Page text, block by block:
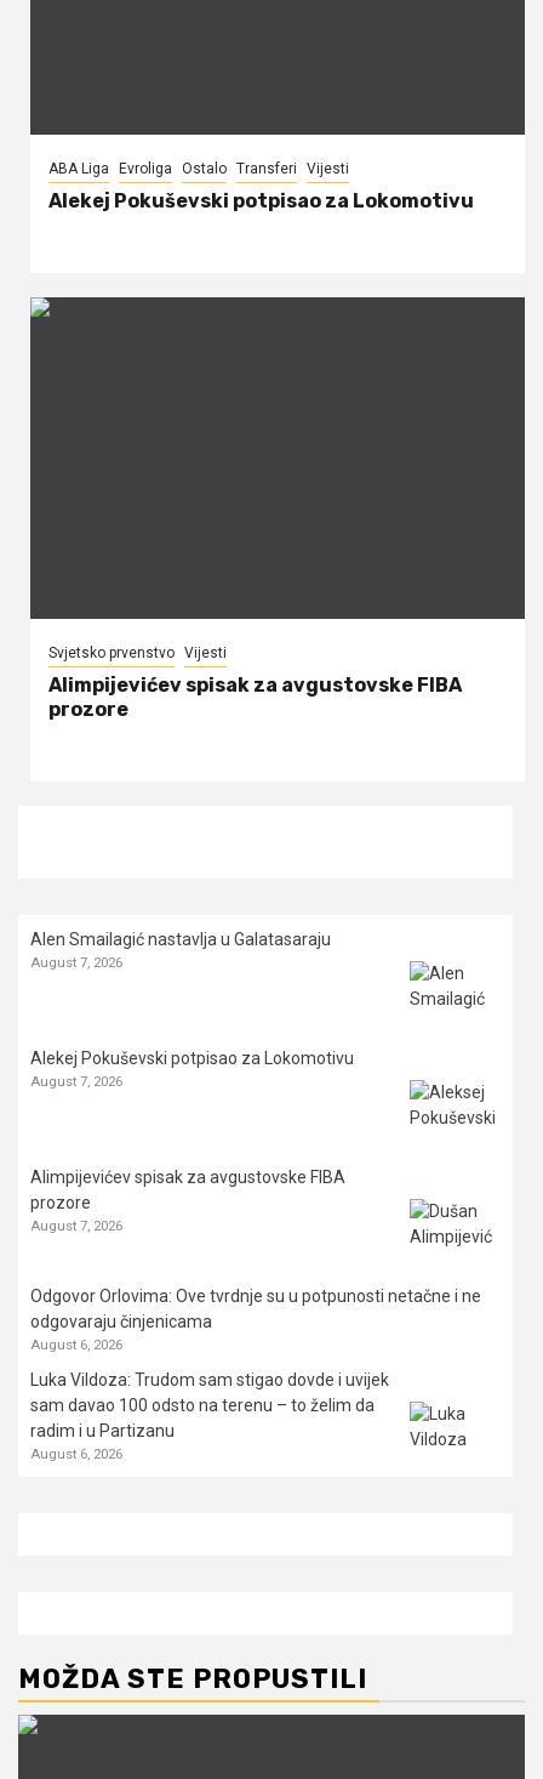
ABA Liga Evroliga Ostalo Transferi Vijesti
Alekej Pokuševski potpisao za Lokomotivu
Svjetsko prvenstvo Vijesti
Alimpijevićev spisak za avgustovske FIBA
prozore
Alen Smailagić nastavlja u Galatasaraju
August 7, 2026
Alekej Pokuševski potpisao za Lokomotivu
August 7, 2026
Alimpijevićev spisak za avgustovske FIBA
prozore
August 7, 2026
Odgovor Orlovima: ​Ove tvrdnje su u potpunosti netačne i ne
odgovaraju činjenicama
August 6, 2026
Luka Vildoza: Trudom sam stigao dovde i uvijek
sam davao 100 odsto na terenu – to želim da
radim i u Partizanu
August 6, 2026
MOŽDA STE PROPUSTILI